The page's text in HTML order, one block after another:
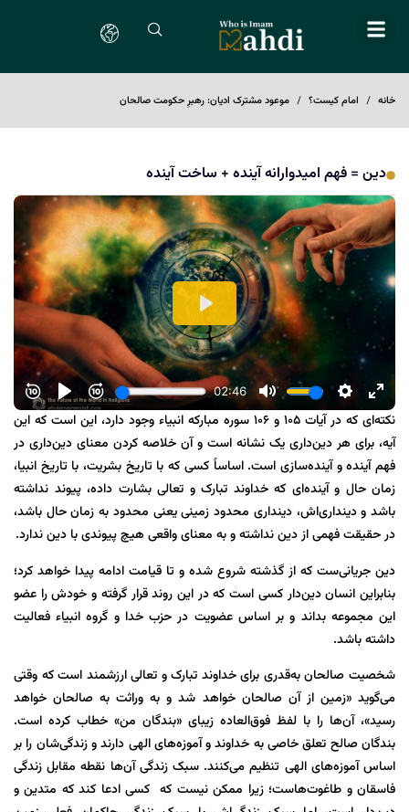
خانه امام کیست؟ موعود مشترک ادیان: رهبرِ حکومت صالحان
دین = فهم امیدوارانه آینده + ساخت آینده
نکته‌ای که در آیات ۱۰۵ و ۱۰۶ سوره مبارکه انبیاء وجود دارد، این است که این
آیه، برای هر دین‌داری یک نشانه است و آن خلاصه کردن معنای دین‌داری در
فهم آینده و آینده‌سازی است. اساساً کسی که با تاریخ بشریت، با تاریخ انبیا،
زمان حال و آینده‌ای که خداوند تبارک و تعالی بشارت داده، پیوند نداشته
باشد و دینداری‌اش، دینداری محدود زمینی یعنی محدود به زمان حال باشد،
در حقیقت فهمی از دین نداشته و به معنای واقعی هیچ پیوندی با دین ندارد.
دین جریانی‌ست که از گذشته شروع شده و تا قیامت ادامه پیدا خواهد کرد؛
بنابراین انسان دین‌دار کسی است که در این روند قرار گرفته و خودش را عضو
این مجموعه بداند و بر اساس عضویت در حزب خدا و گروه انبیاء فعالیت
داشته باشد.
شخصیت صالحان به‌قدری برای خداوند تبارک و تعالی ارزشمند است که وقتی
می‌گوید «زمین از آن صالحان خواهد شد و به وراثت به صالحان خواهد
رسید»، آن‌ها را با لفظ فوق‌العاده زیبای «بندگان من» خطاب کرده است.
بندگان صالح تعلق خاصی به خداوند و آموزه‌های الهی دارند و زندگی‌شان را بر
اساس آموزه‌های الهی تنظیم می‌کنند. سبک زندگی آن‌ها نقطه مقابل زندگی
فاسقان و طاغوت‌هاست؛ زیرا ممکن نیست که کسی ادعا کند که متدین و